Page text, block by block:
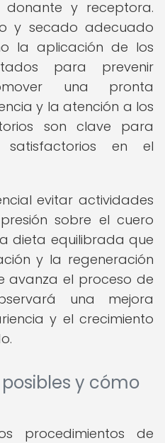
y receptora.
y secado adecuado
la aplicación de los
para prevenir
una pronta
y la atención a los
son clave para
satisfactorios en el
evitar actividades
sobre el cuero
dieta equilibrada que
y la regeneración
avanza el proceso de
una mejora
y el crecimiento
y cómo
procedimientos de